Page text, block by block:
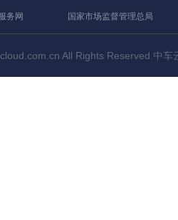
务网 国家市场监督管理总局
All Rights Reserved.中